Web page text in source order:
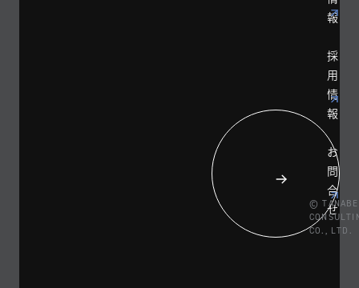
報
採
用
情
報
お
問
合
せ
© TANABE
CO., LTD.